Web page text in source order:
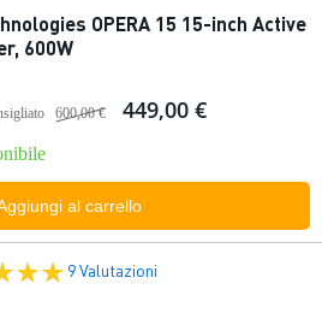
OPERA 15 15-inch Active
600W
600,00 € 449,00 €
al carrello
9 Valutazioni